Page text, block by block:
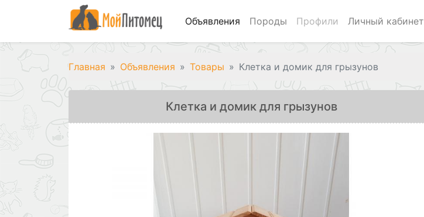
Объявления Породы Профили Личный кабинет
Главная Объявления Товары Клетка и домик для грызунов
Клетка и домик для грызунов